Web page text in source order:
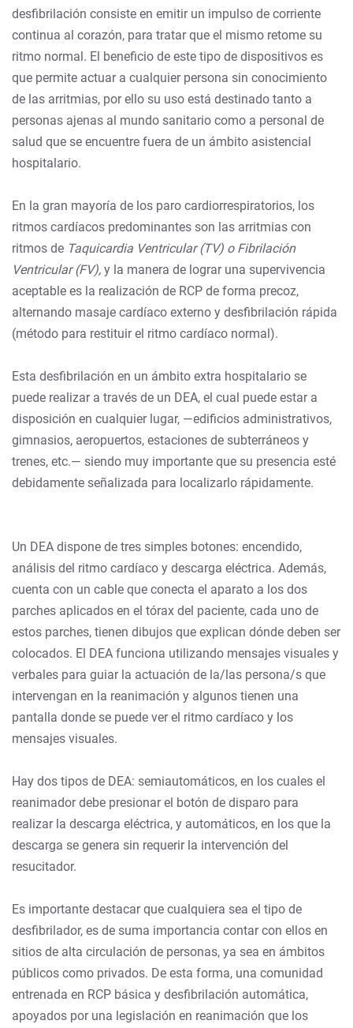
desfibrilación consiste en emitir un impulso de corriente
continua al corazón, para tratar que el mismo retome su
ritmo normal. El beneficio de este tipo de dispositivos es
que permite actuar a cualquier persona sin conocimiento
de las arritmias, por ello su uso está destinado tanto a
personas ajenas al mundo sanitario como a personal de
salud que se encuentre fuera de un ámbito asistencial
hospitalario.
En la gran mayoría de los paro cardiorrespiratorios, los
ritmos cardíacos predominantes son las arritmias con
ritmos de Taquicardia Ventricular (TV) o Fibrilación
Ventricular (FV), y la manera de lograr una supervivencia
aceptable es la realización de RCP de forma precoz,
alternando masaje cardíaco externo y desfibrilación rápida
(método para restituir el ritmo cardíaco normal).
Esta desfibrilación en un ámbito extra hospitalario se
puede realizar a través de un DEA, el cual puede estar a
disposición en cualquier lugar, —edificios administrativos,
gimnasios, aeropuertos, estaciones de subterráneos y
trenes, etc.— siendo muy importante que su presencia esté
debidamente señalizada para localizarlo rápidamente.
Un DEA dispone de tres simples botones: encendido,
análisis del ritmo cardíaco y descarga eléctrica. Además,
cuenta con un cable que conecta el aparato a los dos
parches aplicados en el tórax del paciente, cada uno de
estos parches, tienen dibujos que explican dónde deben ser
colocados. El DEA funciona utilizando mensajes visuales y
verbales para guiar la actuación de la/las persona/s que
intervengan en la reanimación y algunos tienen una
pantalla donde se puede ver el ritmo cardíaco y los
mensajes visuales.
Hay dos tipos de DEA: semiautomáticos, en los cuales el
reanimador debe presionar el botón de disparo para
realizar la descarga eléctrica, y automáticos, en los que la
descarga se genera sin requerir la intervención del
resucitador.
Es importante destacar que cualquiera sea el tipo de
desfibrilador, es de suma importancia contar con ellos en
sitios de alta circulación de personas, ya sea en ámbitos
públicos como privados. De esta forma, una comunidad
entrenada en RCP básica y desfibrilación automática,
apoyados por una legislación en reanimación que los